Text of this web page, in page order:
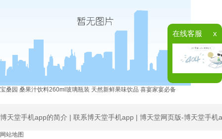
宝桑园 桑果汁饮料260ml玻璃瓶装 天然新鲜果味饮品 喜宴家宴必备
博天堂手机app的简介 | 联系博天堂手机app | 博天堂网页版-博天堂手机
x
在线客服
网站地图